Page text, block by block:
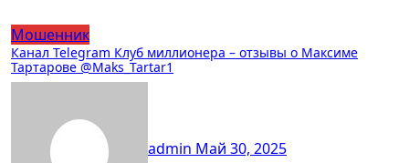
Мошенник
Канал Telegram Клуб миллионера – отзывы о Максиме
Тартарове @Maks_Tartar1
admin Май 30, 2025